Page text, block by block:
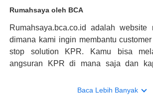
Rumahsaya oleh BCA
Rumahsaya.bca.co.id adalah
dimana kami ingin membantu
stop solution KPR. Kamu bisa
angsuran KPR di mana saja dan
konsultasi mengenai KPR, maka ada
Baca Lebih Banyak